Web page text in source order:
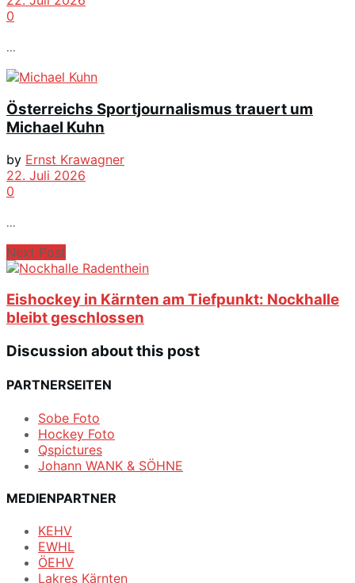
0
...
Österreichs Sportjournalismus trauert um
Michael Kuhn
by Ernst Krawagner
22. Juli 2026
0
...
Next Post
Eishockey in Kärnten am Tiefpunkt: Nockhalle
bleibt geschlossen
Discussion about this post
PARTNERSEITEN
Sobe Foto
Hockey Foto
Qspictures
Johann WANK & SÖHNE
MEDIENPARTNER
KEHV
EWHL
ÖEHV
Lakres Kärnten